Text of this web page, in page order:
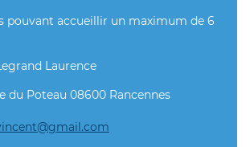
pouvant accueillir un maximum de 6
Laurence
du Poteau 08600 Rancennes